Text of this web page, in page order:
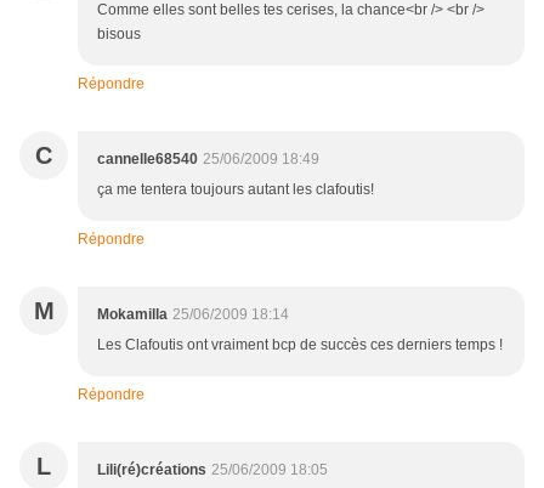
Comme elles sont belles tes cerises, la chance<br /> <br />
bisous
Répondre
C cannelle68540 25/06/2009 18:49
ça me tentera toujours autant les clafoutis!
Répondre
M Mokamilla 25/06/2009 18:14
Les Clafoutis ont vraiment bcp de succès ces derniers temps !
Répondre
L Lili(ré)créations 25/06/2009 18:05